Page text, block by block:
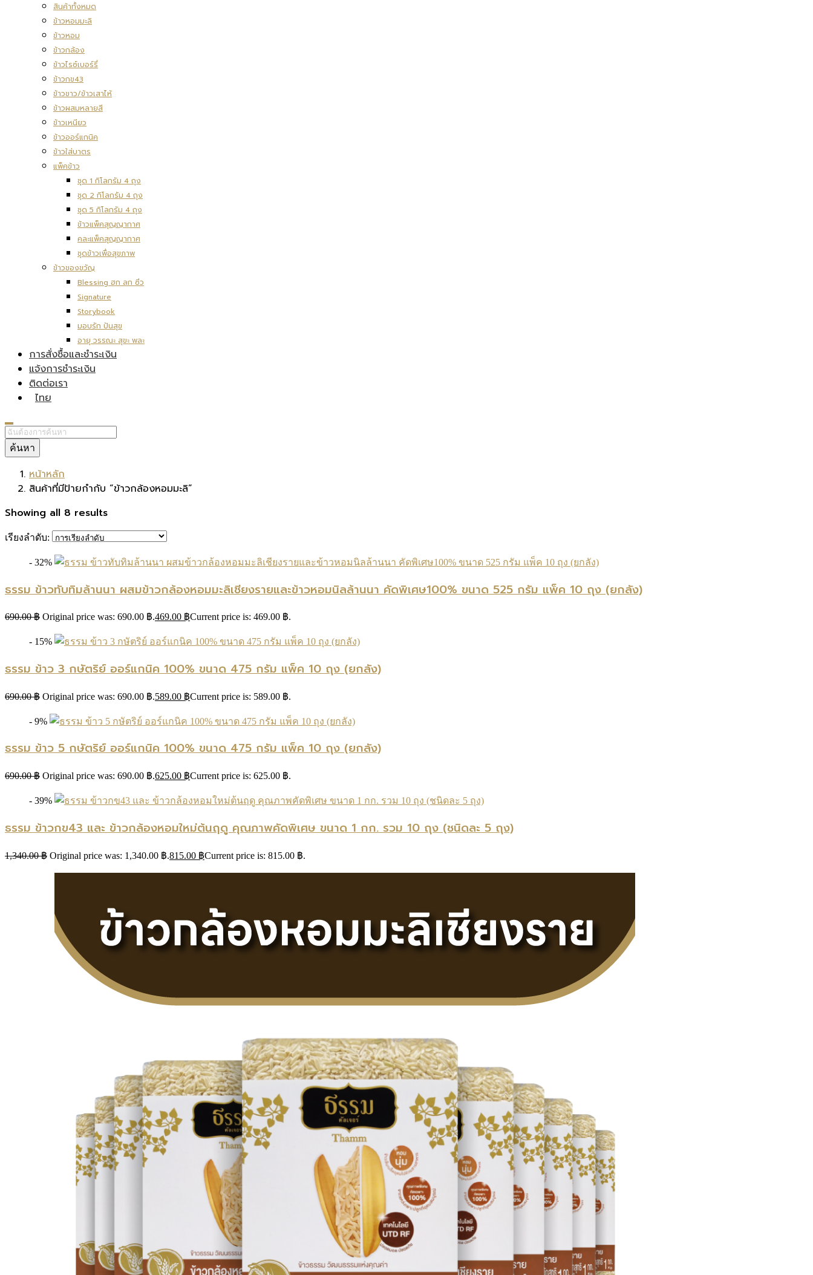
สินค้าทั้งหมด
ข้าวหอมมะลิ
ข้าวหอม
ข้าวกล้อง
ข้าวไรซ์เบอร์รี่
ข้าวกข43
ข้าวขาว/ข้าวเสาไห้
ข้าวผสมหลายสี
ข้าวเหนียว
ข้าวออร์แกนิค
ข้าวใส่บาตร
แพ็คข้าว
ชุด 1 กิโลกรัม 4 ถุง
ชุด 2 กิโลกรัม 4 ถุง
ชุด 5 กิโลกรัม 4 ถุง
ข้าวแพ็คสุญญากาศ
คละแพ็คสุญญากาศ
ชุดข้าวเพื่อสุขภาพ
ข้าวของขวัญ
Blessing ฮก ลก ซิ่ว
Signature
Storybook
มอบรัก ปันสุข
อายุ วรรณะ สุขะ พละ
การสั่งซื้อและชำระเงิน
แจ้งการชำระเงิน
ติดต่อเรา
ไทย
ค้นหา
หน้าหลัก
สินค้าที่มีป้ายกำกับ “ข้าวกล้องหอมมะลิ”
Showing all 8 results
เรียงลำดับ:
- 32%
ธรรม ข้าวทับทิมล้านนา ผสมข้าวกล้องหอมมะลิเชียงรายและข้าวหอมนิลล้านนา คัดพิเศษ100% ขนาด 525 กรัม แพ็ค 10 ถุง (ยกลัง)
690.00฿ Original price was: 690.00 ฿.469.00 ฿Current price is: 469.00 ฿.
- 15%
ธรรม ข้าว 3 กษัตริย์ ออร์แกนิค 100% ขนาด 475 กรัม แพ็ค 10 ถุง (ยกลัง)
690.00฿ Original price was: 690.00 ฿.589.00 ฿Current price is: 589.00 ฿.
- 9%
ธรรม ข้าว 5 กษัตริย์ ออร์แกนิค 100% ขนาด 475 กรัม แพ็ค 10 ถุง (ยกลัง)
690.00฿ Original price was: 690.00 ฿.625.00 ฿Current price is: 625.00 ฿.
- 39%
ธรรม ข้าวกข43 และ ข้าวกล้องหอมใหม่ต้นฤดู คุณภาพคัดพิเศษ ขนาด 1 กก. รวม 10 ถุง (ชนิดละ 5 ถุง)
1,340.00฿ Original price was: 1,340.00 ฿.815.00 ฿Current price is: 815.00 ฿.